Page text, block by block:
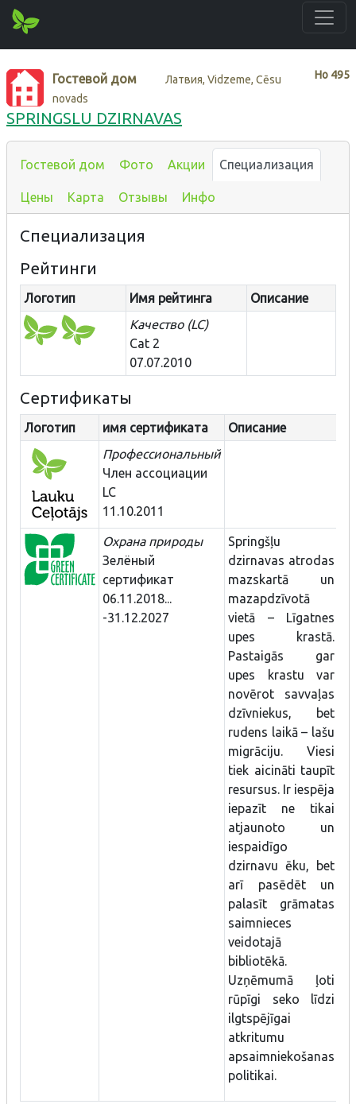
Нo 495
Гостевой дом
Латвия, Vidzeme, Cēsu
novads
SPRINGSLU DZIRNAVAS
Гостевой дом Фото Акции Специализация
Цены Карта Отзывы Инфо
Специализация
Рейтинги
Логотип Имя рейтинга
Описание
Качество (LC)
Cat 2
07.07.2010
Сертификаты
Логотип имя сертификата
Описание
Профессиональный
Член ассоциации
LC
11.10.2011
Охрана природы
Зелёный
сертификат
06.11.2018...
-31.12.2027
Springšļu
dzirnavas atrodas
mazskartā un
mazapdzīvotā
vietā – Līgatnes
upes krastā.
Pastaigās gar
upes krastu var
novērot savvaļas
dzīvniekus, bet
rudens laikā – lašu
migrāciju. Viesi
tiek aicināti taupīt
resursus. Ir iespēja
iepazīt ne tikai
atjaunoto un
iespaidīgo
dzirnavu ēku, bet
arī pasēdēt un
palasīt grāmatas
saimnieces
veidotajā
bibliotēkā.
Uzņēmumā ļoti
rūpīgi seko līdzi
ilgtspējīgai
atkritumu
apsaimniekošanas
politikai.